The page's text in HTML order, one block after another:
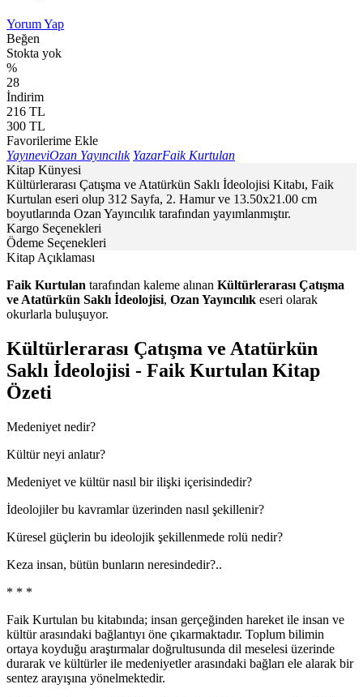
Yorum Yap
Beğen
Stokta yok
%
28
İndirim
216 TL
300 TL
Favorilerime Ekle
YayıneviOzan Yayıncılık YazarFaik Kurtulan
Kitap Künyesi
Kültürlerarası Çatışma ve Atatürkün Saklı İdeolojisi Kitabı, Faik
Kurtulan eseri olup 312 Sayfa, 2. Hamur ve 13.50x21.00 cm
boyutlarında Ozan Yayıncılık tarafından yayımlanmıştır.
Kargo Seçenekleri
Ödeme Seçenekleri
Kitap Açıklaması
Faik Kurtulan tarafından kaleme alınan Kültürlerarası Çatışma
ve Atatürkün Saklı İdeolojisi, Ozan Yayıncılık eseri olarak
okurlarla buluşuyor.
Kültürlerarası Çatışma ve Atatürkün
Saklı İdeolojisi - Faik Kurtulan Kitap
Özeti
Medeniyet nedir?
Kültür neyi anlatır?
Medeniyet ve kültür nasıl bir ilişki içerisindedir?
İdeolojiler bu kavramlar üzerinden nasıl şekillenir?
Küresel güçlerin bu ideolojik şekillenmede rolü nedir?
Keza insan, bütün bunların neresindedir?..
* * *
Faik Kurtulan bu kitabında; insan gerçeğinden hareket ile insan ve
kültür arasındaki bağlantıyı öne çıkarmaktadır. Toplum bilimin
ortaya koyduğu araştırmalar doğrultusunda dil meselesi üzerinde
durarak ve kültürler ile medeniyetler arasındaki bağları ele alarak bir
sentez arayışına yönelmektedir.